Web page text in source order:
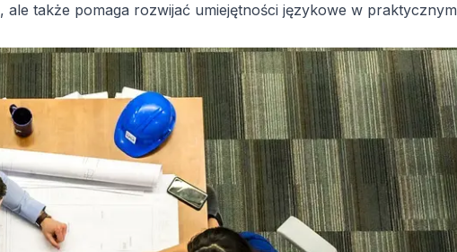
także pomaga rozwijać umiejętności językowe w praktycznym